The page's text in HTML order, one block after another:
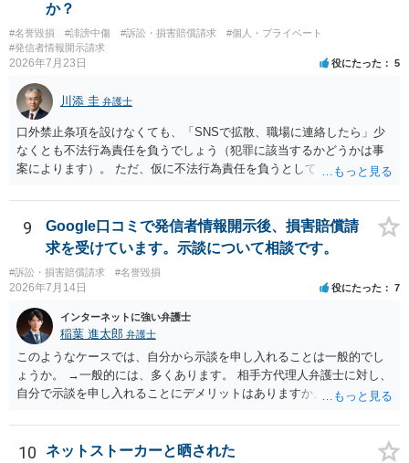
か？
#名誉毀損 #誹謗中傷 #訴訟・損害賠償請求
#個人・プライベート
#発信者情報開示請求
2026年7月23日 役にたった 5
川添 圭 弁護士
口外禁止条項を設けなくても、「SNSで拡散、職場に連絡したら」少
なくとも不法行為責任を負うでしょう（犯罪に該当するかどうかは事
案によります）。 ただ、仮に不法行為責任を負うとしても、違約金を
（日本の裁判所が認定する慰謝料は、到底被害感情を満足させられる
ような金額ではありません）。そのため、口外禁止条項とともに口外
した場合の違約金（100～200万円程度）を定めることには、大きな意
味と抑止力があります。 逆に、口外禁止条項を設けると、正当な理由
がある場合を除いて第三者へ情報開示ができなくなります。そのた
め、口外禁止条項によって自らを縛られてしまうと困るようなケース
（例えば弁護団事件でマスコミ等へ公表する必要があるケース等）で
は、口外禁止の範囲を特定・限定する等の工夫をすることがあります
が、個人間の紛争で、合意後もみだりに紛争情報を口外することそれ
自体が異常事態であって、相手方への抑止効果として口外禁止条項を
設定しておく方が望ましい場合が多いと思われます（上記のとおり、
口外禁止条項は、違反した際の違約金条項とワンセットにすることで
効果を発揮するといえます）。
9
Google口コミで発信者情報開示後、損害賠償請
求を受けています。示談について相談です。
#訴訟・損害賠償請求 #名誉毀損
2026年7月14日 役にたった 7
インターネットに強い弁護士
稲葉 進太郎 弁護士
このようなケースでは、自分から示談を申し入れることは一般的でし
ょうか。 →一般的には、多くあります。 相手方代理人弁護士に対し、
自分で示談を申し入れることにデメリットはありますか。 →弁護士で
できる主張を展開するのが難しいという点が指摘されるでしょう。 弁
護士に依頼する経済的余裕がない場合、自分で示談交渉を行う際に注
10 ネットストーカーと晒された